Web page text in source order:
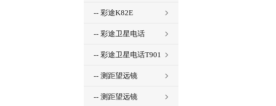
-- 彩途K82E
-- 彩途卫星电话
T900+
-- 彩途卫星电话T901
-- 测距望远镜
X1200H
-- 测距望远镜